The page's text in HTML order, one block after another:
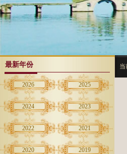
最新年份
2026 2025
2024 2023
2022 2021
2020 2019
当